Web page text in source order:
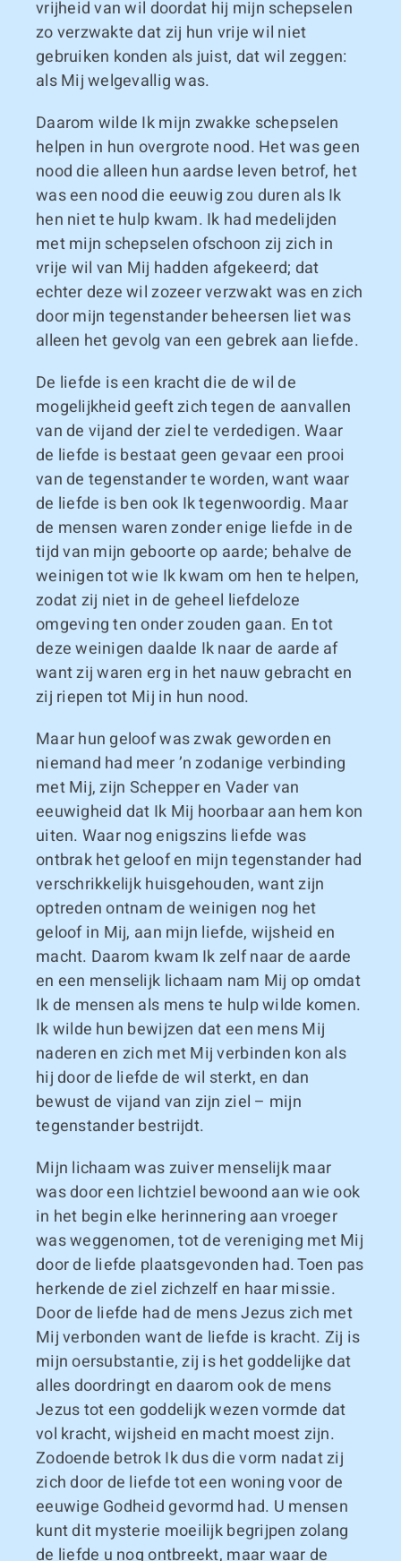
vrijheid van wil doordat hij mijn schepselen
zo verzwakte dat zij hun vrije wil niet
gebruiken konden als juist, dat wil zeggen:
als Mij welgevallig was.
Daarom wilde Ik mijn zwakke schepselen
helpen in hun overgrote nood. Het was geen
nood die alleen hun aardse leven betrof, het
was een nood die eeuwig zou duren als Ik
hen niet te hulp kwam. Ik had medelijden
met mijn schepselen ofschoon zij zich in
vrije wil van Mij hadden afgekeerd; dat
echter deze wil zozeer verzwakt was en zich
door mijn tegenstander beheersen liet was
alleen het gevolg van een gebrek aan liefde.
De liefde is een kracht die de wil de
mogelijkheid geeft zich tegen de aanvallen
van de vijand der ziel te verdedigen. Waar
de liefde is bestaat geen gevaar een prooi
van de tegenstander te worden, want waar
de liefde is ben ook Ik tegenwoordig. Maar
de mensen waren zonder enige liefde in de
tijd van mijn geboorte op aarde; behalve de
weinigen tot wie Ik kwam om hen te helpen,
zodat zij niet in de geheel liefdeloze
omgeving ten onder zouden gaan. En tot
deze weinigen daalde Ik naar de aarde af
want zij waren erg in het nauw gebracht en
zij riepen tot Mij in hun nood.
Maar hun geloof was zwak geworden en
niemand had meer ’n zodanige verbinding
met Mij, zijn Schepper en Vader van
eeuwigheid dat Ik Mij hoorbaar aan hem kon
uiten. Waar nog enigszins liefde was
ontbrak het geloof en mijn tegenstander had
verschrikkelijk huisgehouden, want zijn
optreden ontnam de weinigen nog het
geloof in Mij, aan mijn liefde, wijsheid en
macht. Daarom kwam Ik zelf naar de aarde
en een menselijk lichaam nam Mij op omdat
Ik de mensen als mens te hulp wilde komen.
Ik wilde hun bewijzen dat een mens Mij
naderen en zich met Mij verbinden kon als
hij door de liefde de wil sterkt, en dan
bewust de vijand van zijn ziel – mijn
tegenstander bestrijdt.
Mijn lichaam was zuiver menselijk maar
was door een lichtziel bewoond aan wie ook
in het begin elke herinnering aan vroeger
was weggenomen, tot de vereniging met Mij
door de liefde plaatsgevonden had. Toen pas
herkende de ziel zichzelf en haar missie.
Door de liefde had de mens Jezus zich met
Mij verbonden want de liefde is kracht. Zij is
mijn oersubstantie, zij is het goddelijke dat
alles doordringt en daarom ook de mens
Jezus tot een goddelijk wezen vormde dat
vol kracht, wijsheid en macht moest zijn.
Zodoende betrok Ik dus die vorm nadat zij
zich door de liefde tot een woning voor de
eeuwige Godheid gevormd had. U mensen
kunt dit mysterie moeilijk begrijpen zolang
de liefde u nog ontbreekt, maar waar de